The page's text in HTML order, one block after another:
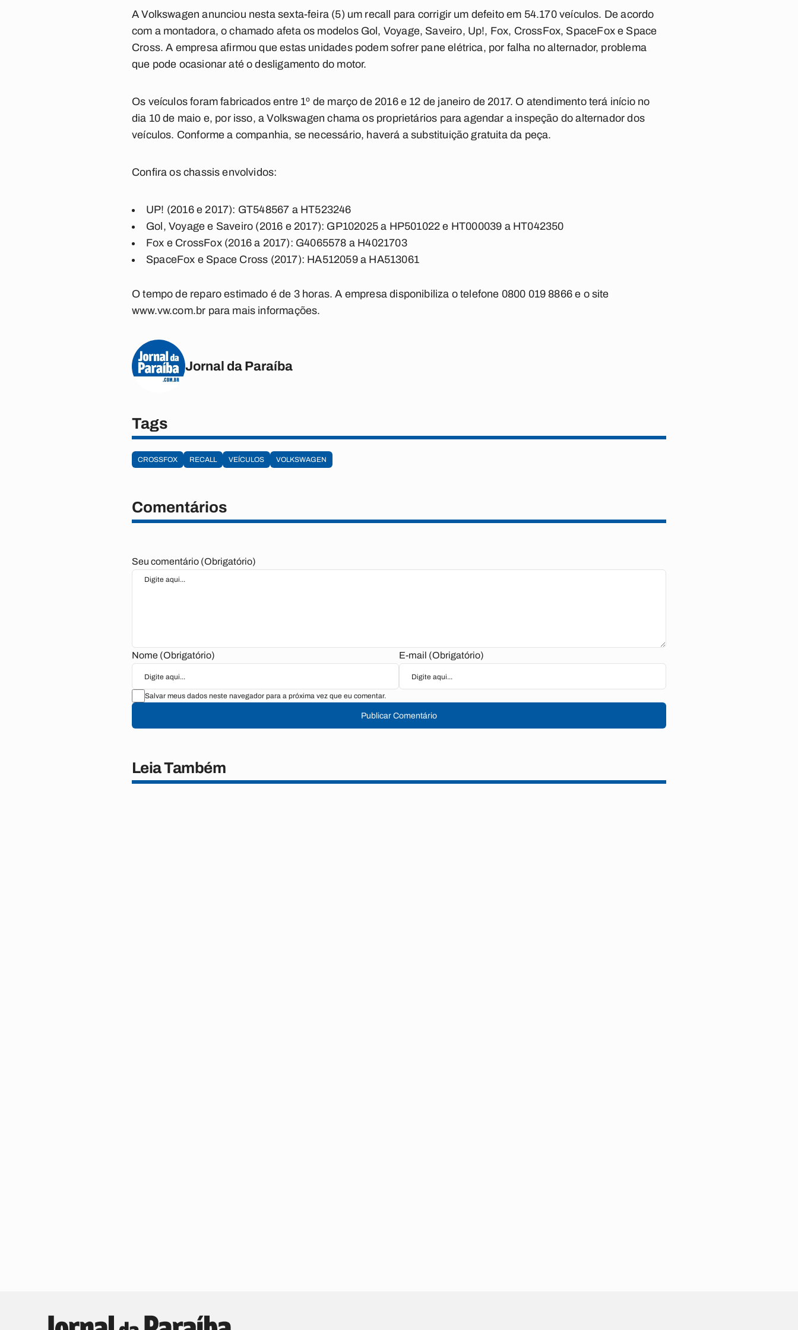
A Volkswagen anunciou nesta sexta-feira (5) um recall para corrigir um defeito em 54.170 veículos. De acordo
com a montadora, o chamado afeta os modelos Gol, Voyage, Saveiro, Up!, Fox, CrossFox, SpaceFox e Space
Cross. A empresa afirmou que estas unidades podem sofrer pane elétrica, por falha no alternador, problema
que pode ocasionar até o desligamento do motor.
Os veículos foram fabricados entre 1º de março de 2016 e 12 de janeiro de 2017. O atendimento terá início no
dia 10 de maio e, por isso, a Volkswagen chama os proprietários para agendar a inspeção do alternador dos
veículos. Conforme a companhia, se necessário, haverá a substituição gratuita da peça.
Confira os chassis envolvidos:
UP! (2016 e 2017): GT548567 a HT523246
Gol, Voyage e Saveiro (2016 e 2017): GP102025 a HP501022 e HT000039 a HT042350
Fox e CrossFox (2016 a 2017): G4065578 a H4021703
SpaceFox e Space Cross (2017): HA512059 a HA513061
O tempo de reparo estimado é de 3 horas. A empresa disponibiliza o telefone 0800 019 8866 e o site
www.vw.com.br para mais informações.
Jornal da Paraíba
Tags
CROSSFOX RECALL VEÍCULOS VOLKSWAGEN
Comentários
Seu comentário (Obrigatório)
Nome (Obrigatório) E-mail (Obrigatório)
Salvar meus dados neste navegador para a próxima vez que eu comentar.
Publicar Comentário
Leia Também